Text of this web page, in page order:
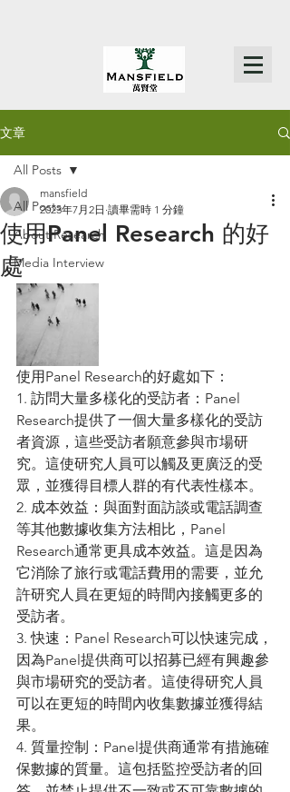
文章
All Posts
About Research
Media Interview
All Posts
使用Panel Research 的好
處
mansfield
2023年7月2日 讀畢需時 1 分鐘
使用Panel Research的好處如下：
1. 訪問大量多樣化的受訪者：Panel
Research提供了一個大量多樣化的受訪
者資源，這些受訪者願意參與市場研
究。這使研究人員可以觸及更廣泛的受
眾，並獲得目標人群的有代表性樣本。
2. 成本效益：與面對面訪談或電話調查
等其他數據收集方法相比，Panel
Research通常更具成本效益。這是因為
它消除了旅行或電話費用的需要，並允
許研究人員在更短的時間內接觸更多的
受訪者。
3. 快速：Panel Research可以快速完成，
因為Panel提供商可以招募已經有興趣參
與市場研究的受訪者。這使得研究人員
可以在更短的時間內收集數據並獲得結
果。
4. 質量控制：Panel提供商通常有措施確
保數據的質量。這包括監控受訪者的回